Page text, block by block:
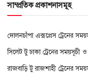
সাম্প্রতিক প্রকাশনাসমূহ
দোলনচাঁপা এক্সপ্রেস ট্রেনের
সিলেট টু ঢাকা ট্রেনের সময়সূচী ও
রাজবাড়ি টু রাজশাহী ট্রেনের